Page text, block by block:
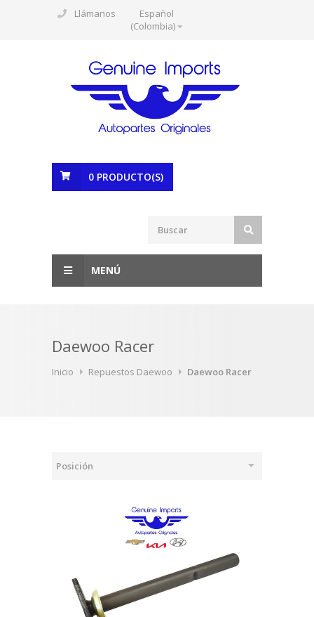
Llámanos
Español
(Colombia)
0 PRODUCTO(S)
MENÚ
Daewoo Racer
Inicio Repuestos Daewoo Daewoo Racer